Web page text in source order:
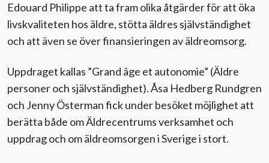
Edouard Philippe att ta fram olika åtgärder för att öka
livskvaliteten hos äldre, stötta äldres självständighet
och att även se över finansieringen av äldreomsorg.
Uppdraget kallas ”Grand âge et autonomie” (Äldre
personer och självständighet). Åsa Hedberg Rundgren
och Jenny Österman fick under besöket möjlighet att
berätta både om Äldrecentrums verksamhet och
uppdrag och om äldreomsorgen i Sverige i stort.